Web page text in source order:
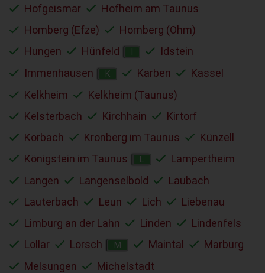
Hofgeismar
Hofheim am Taunus
Homberg (Efze)
Homberg (Ohm)
Hungen
Hünfeld
Idstein
Immenhausen
K Karben
Kassel
Kelkheim
Kelkheim (Taunus)
Kelsterbach
Kirchhain
Kirtorf
Korbach
Kronberg im Taunus
Künzell
Königstein im Taunus
Lampertheim
Langen
Langenselbold
Laubach
Lauterbach
Leun Lich
Liebenau
Limburg an der Lahn
Linden
Lindenfels
Lollar
Lorsch M Maintal
Marburg
Melsungen
Michelstadt